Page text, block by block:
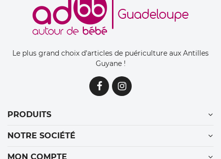
Le plus grand choix d'articles de puériculture aux Antilles
Guyane !
PRODUITS
NOTRE SOCIÉTÉ
MON COMPTE